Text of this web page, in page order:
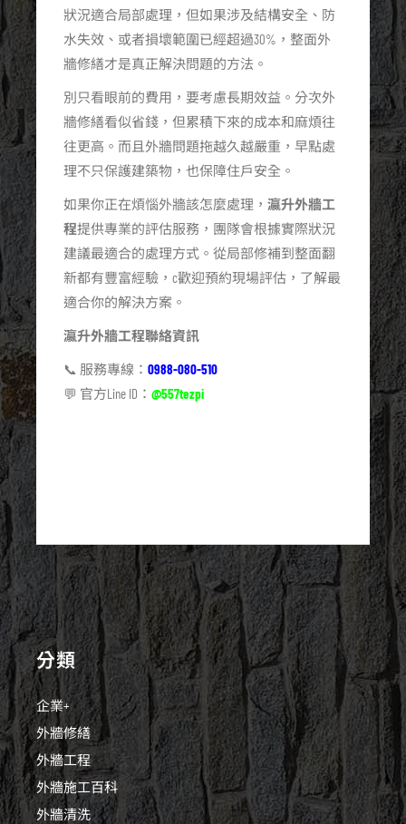
狀況適合局部處理，但如果涉及結構安全、防
水失效、或者損壞範圍已經超過30%，整面外
牆修繕才是真正解決問題的方法。
別只看眼前的費用，要考慮長期效益。分次外
牆修繕看似省錢，但累積下來的成本和麻煩往
往更高。而且外牆問題拖越久越嚴重，早點處
理不只保護建築物，也保障住戶安全。
如果你正在煩惱外牆該怎麼處理，瀛升外牆工
程提供專業的評估服務，團隊會根據實際狀況
建議最適合的處理方式。從局部修補到整面翻
新都有豐富經驗，c歡迎預約現場評估，了解最
適合你的解決方案。
瀛升外牆工程聯絡資訊
📞 服務專線：0988-080-510
💬 官方Line ID：@557tezpi
分類
企業+
外牆修繕
外牆工程
外牆施工百科
外牆清洗